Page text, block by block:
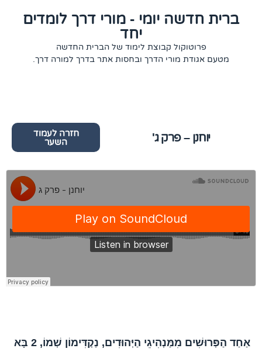
ברית חדשה יומי - מורי דרך לומדים
יחד
פרוטוקול קבוצת לימוד של הברית החדשה
מטעם אגודת מורי הדרך ובחסות אתר בדרך למורה דרך.
יוחנן – פרק ג'
חזרה לעמוד
השער
אַחַד הַפְּרוּשִׁים מִמַּנְהִיגֵי הַיְּהוּדִים, נַקְדִּימוֹן שְׁמוֹ, 2 בָּא